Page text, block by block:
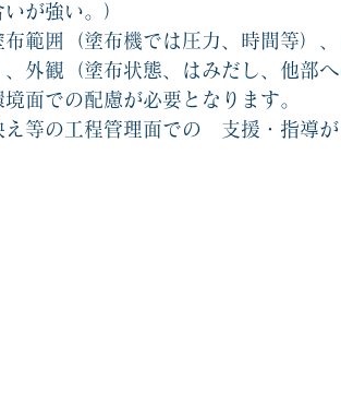
が強い。）
範囲（塗布機では圧力、時間等）
、外観（塗布状態、はみだし、他部
面での配慮が必要となります。
等の工程管理面での　支援・指導